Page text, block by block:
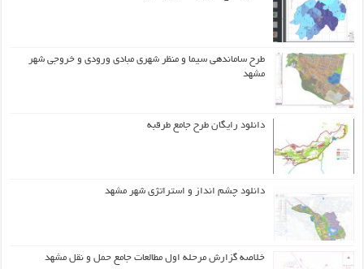
طرح ساماندهی سیما و منظر شهری مبادی ورودی و خروجی شهر
مشهد
دانلود رایگان طرح جامع طرقبه
دانلود چشم انداز و استراتژی شهر مشهد
خلاصه گزارش مرحله اول مطالعات جامع حمل و نقل مشهد